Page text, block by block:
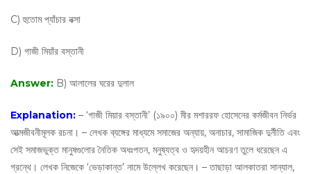
C) হুতোম প্যাঁচার নক্সা
D) গাজী মিয়াঁর বস্তানী
Answer: B) আলালের ঘরের দুলাল
Explanation: – ‘গাজী মিয়ার বস্তানী’ (১৯০০) মীর মশাররফ হােসেনের কর্মজীবন নির্ভর
আত্মজীবনীমূলক রচনা। – লেখক ব্যঙ্গের মাধ্যমে সমাজের অন্যায়, অনাচার, সামাজিক দুর্নীতি এবং
সেই সমাজভুক্ত মানুষগুলাের নৈতিক অধঃপতন, মনুষ্যত্ব ও হৃদয়হীন আচরণ তুলে ধরেছেন এ
গ্রন্থে। লেখক নিজেকে ‘ভেড়াকান্ত’ নামে উল্লেখ করেছেন। – তাছাড়া আলকাতরা সান্যাল,